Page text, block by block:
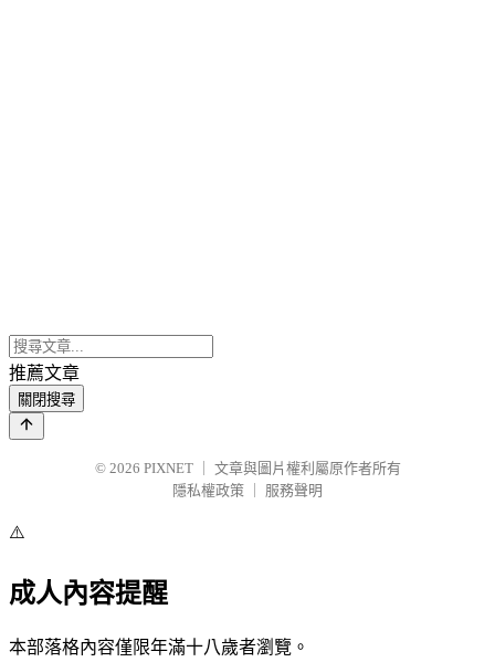
推薦文章
關閉搜尋
© 2026 PIXNET
文章與圖片權利屬原作者所有
隱私權政策
服務聲明
⚠️
成人內容提醒
本部落格內容僅限年滿十八歲者瀏覽。